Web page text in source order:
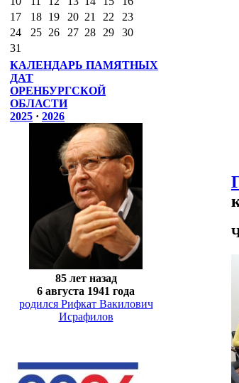
17
18 19 20 21 22
23
24
25 26 27 28 29
30
31
КАЛЕНДАРЬ ПАМЯТНЫХ
ДАТ
ОРЕНБУРГСКОЙ
ОБЛАСТИ
2025 · 2026
85 лет назад
6 августа 1941 года
родился Рифкат Вакилович
Исрафилов